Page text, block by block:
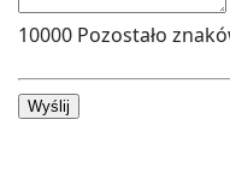
10000 Pozostało
Wyślij